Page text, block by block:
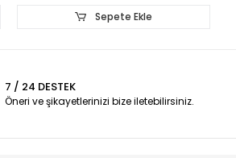
Sepete Ekle
7 / 24 DESTEK
Öneri ve şikayetlerinizi bize iletebilirsiniz.